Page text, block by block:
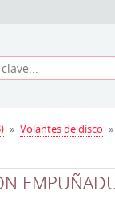
» Volantes de disco